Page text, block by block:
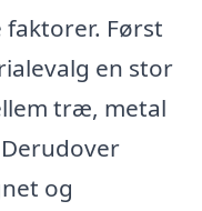
Først
en stor
træ, metal
og